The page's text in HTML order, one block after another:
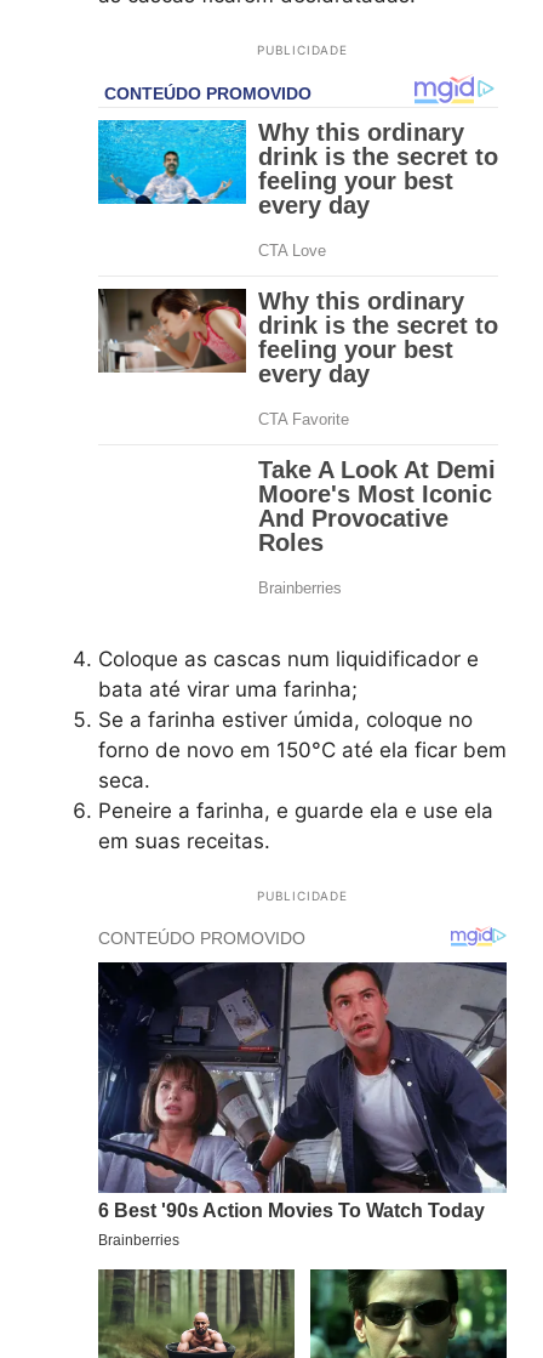
PUBLICIDADE
Coloque as cascas num liquidificador e
bata até virar uma farinha;
Se a farinha estiver úmida, coloque no
forno de novo em 150°C até ela ficar bem
seca.
Peneire a farinha, e guarde ela e use ela
em suas receitas.
PUBLICIDADE